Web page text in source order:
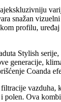
snažan
profilu,
Stylish
generacije,
Coanda
vazduha,
Ova